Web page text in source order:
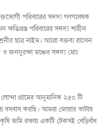
পরিবারের সদস্য গণগবেষক
ক্ষতিগ্রস্ত পরিবারের সদস্য শাহীন
ছাত্র নাইম। আরো বক্তব্য রাখেন
ও জনসুরক্ষা মঞ্চের সদস্য মোঃ
গ্রামের আনুমানিক ২৫০ টি
বসবাস করছি। আমরা জোয়ার ভাটায়
জমি রক্ষায় একটি টেকসই বেড়িবাঁধ